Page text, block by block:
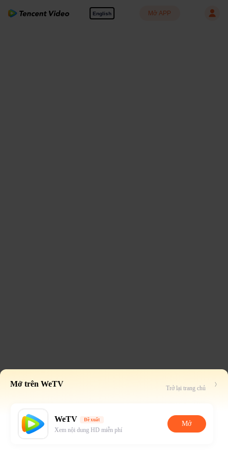
English Mở APP
Mở trên WeTV Trở lại trang chủ
WeTV Đề xuất
Xem nội dung HD miễn phí
Mở